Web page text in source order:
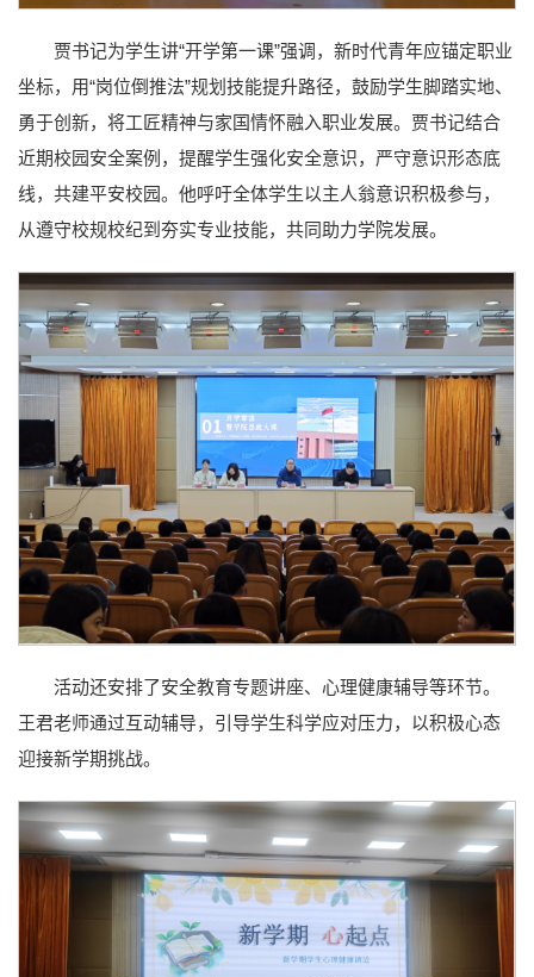
贾书记为学生讲“开学第一课”强调，新时代青年应锚定职业
坐标，用“岗位倒推法”规划技能提升路径，鼓励学生脚踏实地、
勇于创新，将工匠精神与家国情怀融入职业发展。贾书记结合
近期校园安全案例，提醒学生强化安全意识，严守意识形态底
线，共建平安校园。他呼吁全体学生以主人翁意识积极参与，
从遵守校规校纪到夯实专业技能，共同助力学院发展。
活动还安排了安全教育专题讲座、心理健康辅导等环节。
王君老师通过互动辅导，引导学生科学应对压力，以积极心态
迎接新学期挑战。